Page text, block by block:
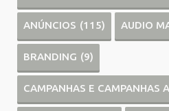
ANÚNCIOS (115) AUDIO
BRANDING (9)
CAMPANHAS E CAMPANHAS